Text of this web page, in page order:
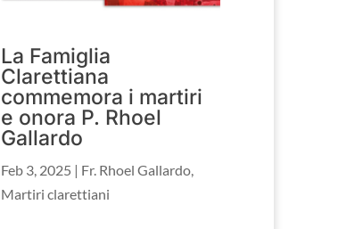
La Famiglia
Clarettiana
commemora i martiri
e onora P. Rhoel
Gallardo
Feb 3, 2025 | Fr. Rhoel Gallardo,
Martiri clarettiani